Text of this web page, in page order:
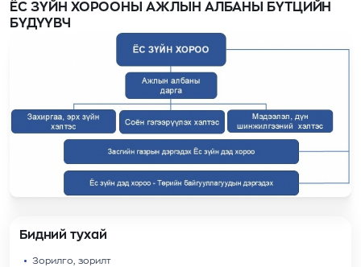
ЁС ЗҮЙН ХОРООНЫ АЖЛЫН АЛБАНЫ БҮТЦИЙН
БҮДҮҮВЧ
Бидний тухай
Зорилго, зорилт